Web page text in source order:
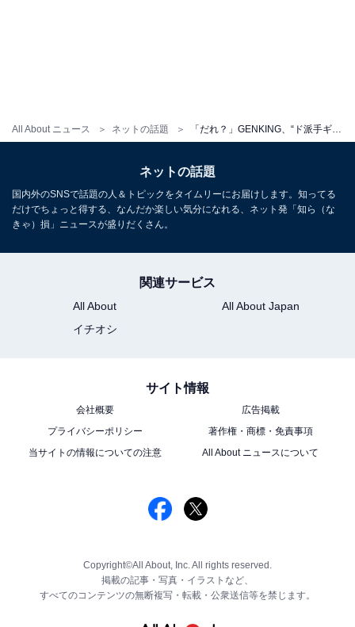
All About ニュース ネットの話題
ネットの話題
国内外のSNSで話題の人＆トピックをタイムリーにお届けします。知ってる
だけでちょっと得する、なんだか楽しい気分になれる、ネット発「知ら（な
きゃ）損」ニュースが盛りだくさん。
関連サービス
All About
All About Japan
イチオシ
サイト情報
会社概要
広告掲載
プライバシーポリシー
著作権・商標・免責事項
当サイトの情報についての注意
All About ニュースについて
Copyright©All About, Inc. All rights reserved.
掲載の記事・写真・イラストなど、
すべてのコンテンツの無断複写・転載・公衆送信等を禁じます。